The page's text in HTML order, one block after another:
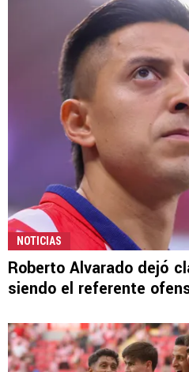
NOTICIAS
Roberto Alvarado dejó
siendo el referente